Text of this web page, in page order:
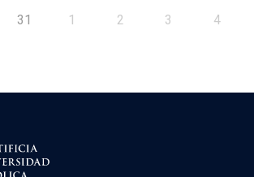
31 1 2 3 4